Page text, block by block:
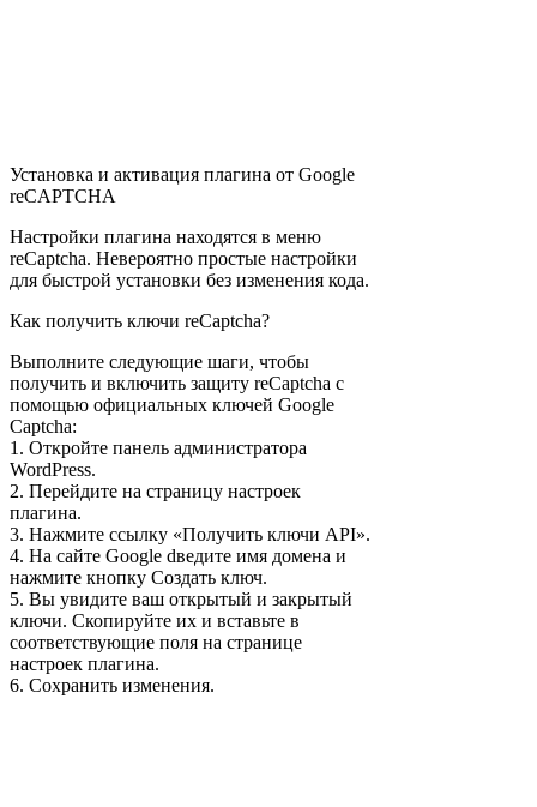
Установка и активация плагина от Google
reCAPTCHA
Настройки плагина находятся в меню
reCaptcha. Невероятно простые настройки
для быстрой установки без изменения кода.
Как получить ключи reCaptcha?
Выполните следующие шаги, чтобы
получить и включить защиту reCaptcha с
помощью официальных ключей Google
Captcha:
1. Откройте панель администратора
WordPress.
2. Перейдите на страницу настроек
плагина.
3. Нажмите ссылку «Получить ключи API».
4. На сайте Google dведите имя домена и
нажмите кнопку Создать ключ.
5. Вы увидите ваш открытый и закрытый
ключи. Скопируйте их и вставьте в
соответствующие поля на странице
настроек плагина.
6. Сохранить изменения.